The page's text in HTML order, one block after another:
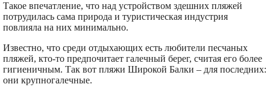
Такое впечатление, что над устройством здешних пляжей
потрудилась сама природа и туристическая индустрия
повлияла на них минимально.
Известно, что среди отдыхающих есть любители песчаных
пляжей, кто-то предпочитает галечный берег, считая его более
гигиеничным. Так вот пляжи Широкой Балки – для последних:
они крупногалечные.